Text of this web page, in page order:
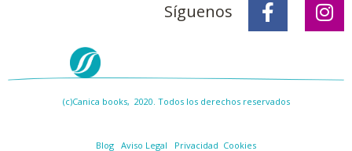
Síguenos
(c)Canica books, 2020. Todos los derechos reservados
Blog Aviso Legal Privacidad Cookies